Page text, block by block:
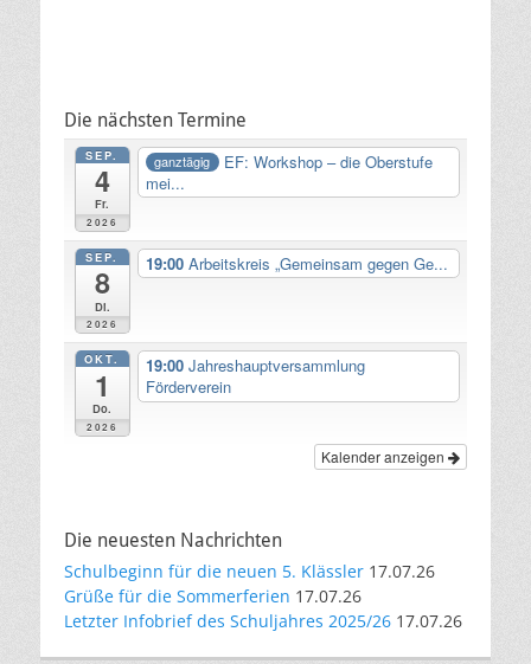
Die nächsten Termine
SEP.
4
Fr.
2026
ganztägig
EF: Workshop – die Oberstufe
mei...
SEP.
8
Di.
2026
19:00 Arbeitskreis „Gemeinsam gegen Ge...
OKT.
1
Do.
2026
19:00 Jahreshauptversammlung
Förderverein
Kalender anzeigen
Die neuesten Nachrichten
Schulbeginn für die neuen 5. Klässler 17.07.26
Grüße für die Sommerferien 17.07.26
Letzter Infobrief des Schuljahres 2025/26 17.07.26